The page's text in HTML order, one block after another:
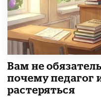
​Вам не
почему педагог
растеряться